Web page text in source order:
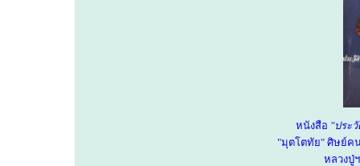
หนังสือ "ประ
"มุตโตทัย" ศิษย์ค
หลวงปู่